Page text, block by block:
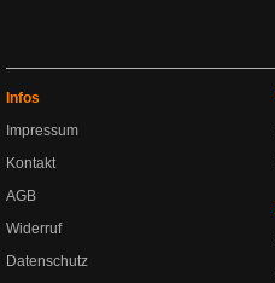
Infos
Impressum
Kontakt
AGB
Widerruf
Datenschutz